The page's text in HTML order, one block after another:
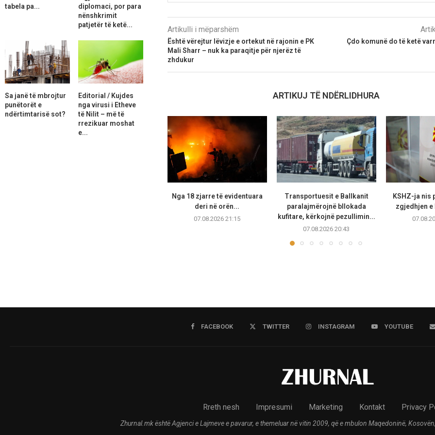
Artikulli i mëparshëm
Është vërejtur lëvizje e ortekut në rajonin e PK
Mali Sharr – nuk ka paraqitje për njerëz të
zhdukur
Çdo komunë do të ketë
ARTIKUJ TË NDËRLIDHURA
Nga 18 zjarre të evidentuara
deri në orën...
07.08.2026 21:15
Transportuesit e Ballkanit
paralajmërojnë bllokada
kufitare, kërkojnë pezullimin...
07.08.2026 20:43
KSHZ-ja nis
zgjedhjen
tabela pa...
diplomaci, por para
nënshkrimit
patjetër të ketë...
Sa janë të mbrojtur
punëtorët e
ndërtimtarisë sot?
Editorial / Kujdes
nga virusi i Etheve
të Nilit – më të
rrezikuar moshat
e...
FACEBOOK TWITTER INSTAGRAM YOUTUBE
Rreth nesh Impresumi Marketing Kontakt Privacy
Zhurnal.mk është Agjenci e Lajmeve e pavarur, e themeluar në vitin 2009, që e mbulon Maqedoninë,